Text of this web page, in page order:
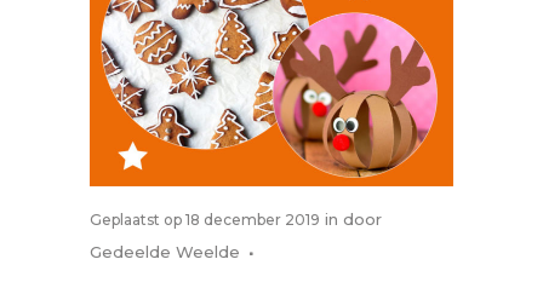
Geplaatst op 18 december 2019 in door
Gedeelde Weelde